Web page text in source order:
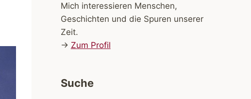
Mich interessieren Menschen,
Geschichten und die Spuren unserer
Zeit.
→ Zum Profil
Suche